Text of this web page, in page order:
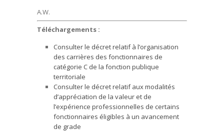
A.W.
Téléchargements :
Consulter le décret relatif à l’organisation
des carrières des fonctionnaires de
catégorie C de la fonction publique
territoriale
Consulter le décret relatif aux modalités
d’appréciation de la valeur et de
l’expérience professionnelles de certains
fonctionnaires éligibles à un avancement
de grade